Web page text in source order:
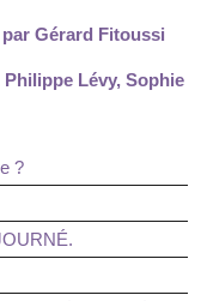
Gérard Fitoussi
Lévy, Sophie
?